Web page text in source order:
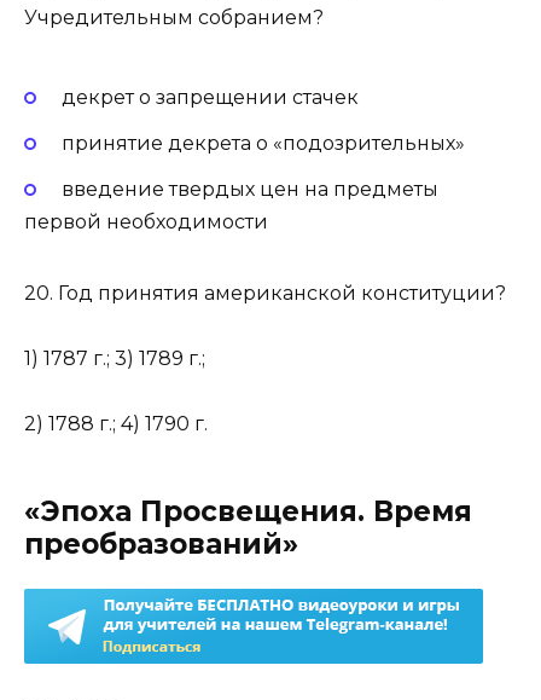
Учредительным собранием?
декрет о запрещении стачек
принятие декрета о «подозрительных»
введение твердых цен на предметы
первой необхо­димости
20. Год принятия американской конституции?
1) 1787 г.; 3) 1789 г.;
2) 1788 г.; 4) 1790 г.
«Эпоха Просвещения. Время
преобразований»